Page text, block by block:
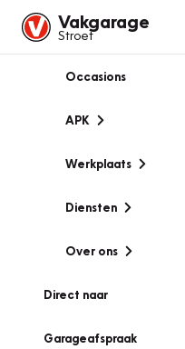
Vakgarage
Stroet
Occasions
APK
Werkplaats
Diensten
Over ons
Direct naar
Garageafspraak